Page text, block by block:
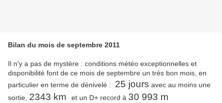
Bilan du mois de septembre 2011
Il n'y a pas de mystère : conditions météo exceptionnelles et
disponibilité font de ce mois de septembre un très bon mois, en
particulier en terme de dénivelé : 25 jours avec au moins une
sortie, 2343 km et un D+ record à 30 993 m